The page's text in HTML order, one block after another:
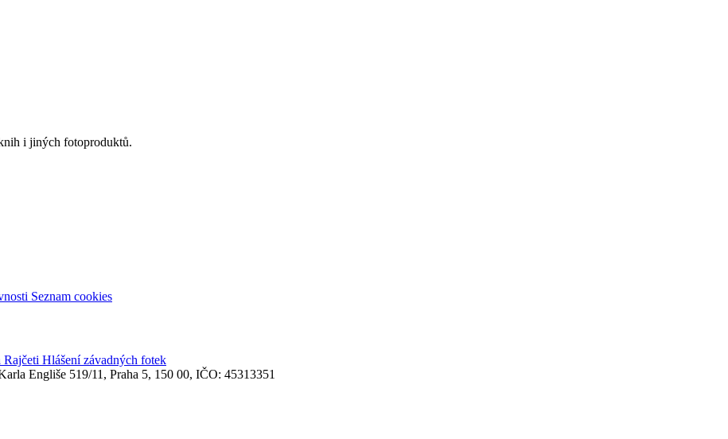
i jiných fotoproduktů.
Seznam cookies
Rajčeti Hlášení závadných fotek
Engliše 519/11, Praha 5, 150 00, IČO: 45313351